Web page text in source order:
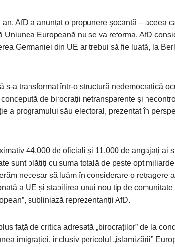
an, AfD a anunțat o propunere şocantă – aceea
Uniunea Europeană nu se va reforma. AfD
Germaniei din UE ar trebui să fie luată, la
s-a transformat într-o structură nedemocratică
de birocrații netransparente și
a programului său electoral, prezentat în
44.000 de oficiali și 11.000 de angajați ai
sunt plătiți cu suma totală de peste opt
necesar să luăm în considerare o retragere
a UE și stabilirea unui nou tip de
subliniază reprezentanții AfD.
față de critica adresată „birocraților” de la
imigrației, inclusiv pericolul „islamizării”